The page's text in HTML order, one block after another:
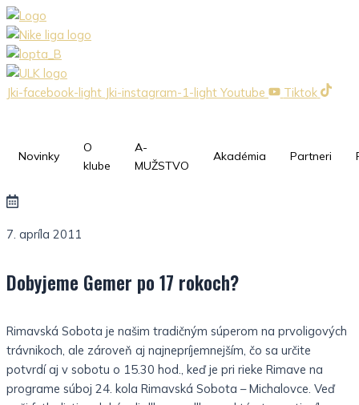
Preskočiť
na
obsah
Jki-facebook-light Jki-instagram-1-light Youtube Tiktok
Novinky
O
klube
A-
MUŽSTVO
Akadémia Partneri
7. apríla 2011
Dobyjeme Gemer po 17 rokoch?
Rimavská Sobota je našim tradičným súperom na prvoligových
trávnikoch, ale zároveň aj najnepríjemnejším, čo sa určite
potvrdí aj v sobotu o 15.30 hod., keď je pri rieke Rimave na
programe súboj 24. kola Rimavská Sobota – Michalovce. Veď